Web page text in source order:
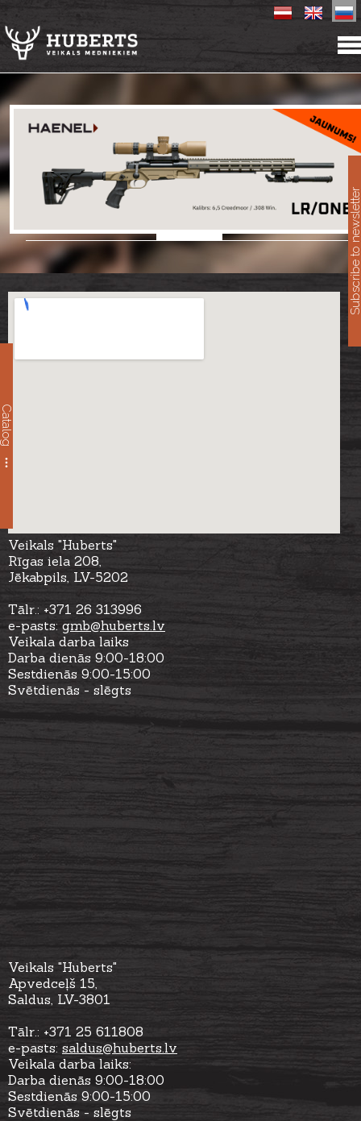
Catalog
Veikals "Huberts"
Rīgas iela 208,
Jēkabpils, LV-5202
Tālr.: +371 26 313996
e-pasts: gmb@huberts.lv
Veikala darba laiks
Darba dienās 9:00-18:00
Sestdienās 9:00-15:00
Svētdienās - slēgts
Veikals "Huberts"
Apvedceļš 15,
Saldus, LV-3801
Tālr.: +371 25 611808
e-pasts: saldus@huberts.lv
Veikala darba laiks:
Darba dienās 9:00-18:00
Sestdienās 9:00-15:00
Svētdienās - slēgts
Subscribe